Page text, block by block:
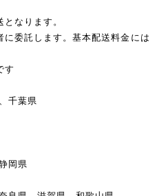
なります。
委託します。基本配送料金には
す
千葉県
岡県